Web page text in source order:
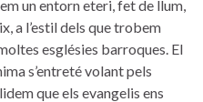
un entorn eteri, fet de llum,
a l’estil dels que trobem
esglésies barroques. El
s’entreté volant pels
que els evangelis ens